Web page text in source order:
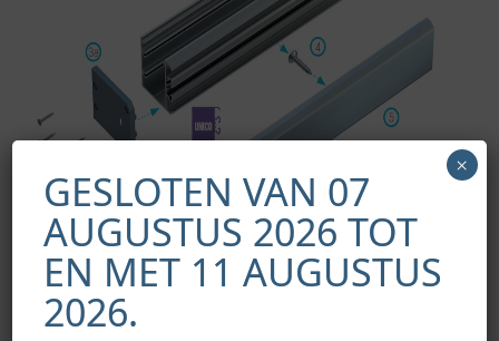
Montageschema van de verlichtingssysteemelementen met
behulp van het UNICO-profiel en (1) DUBBELE lampenkap,
(2) LED-strips, (3) kap zonder gat, (3a) kap met gat, (4)
GESLOTEN VAN 07
AUGUSTUS 2026 TOT
EN MET 11 AUGUSTUS
2026.
×